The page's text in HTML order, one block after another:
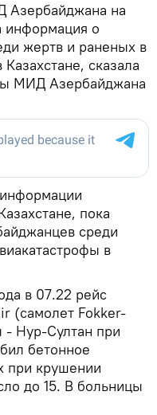
Азербайджана на
информация о
жертв и раненых в
сказала
МИД Азербайджана
пока
среди
в
в 07.22 рейс
(самолет Fokker-
Нур-Султан при
бетонное
при крушении
до 15. В больницы